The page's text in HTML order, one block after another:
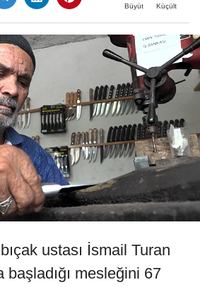
Büyüt Küçült
ustası İsmail Turan
başladığı mesleğini 67